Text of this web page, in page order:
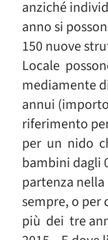
anziché
anno si
150 nuove
Locale
mediamente
annui
riferimento
per un nido
bambini dagli
partenza
sempre, o per
più dei tre